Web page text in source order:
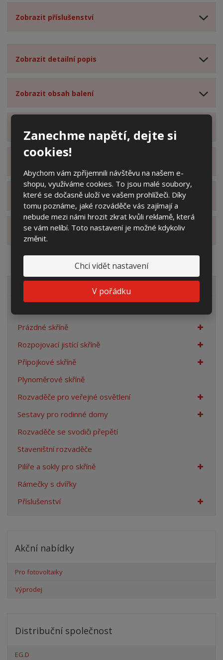
Zanechme napětí, dejte si
cookies!
Abychom vám zpříjemnili návštěvu na našem e-
shopu, využíváme cookies. To jsou malé soubory,
které se dočasně uloží ve vašem prohlížeči. Díky
tomu poznáme, jaké rozváděče vás zajímají a
nebude mezi námi hrozit zkrat kvůli reklamě, která
se vám nelíbí. Toto nastavení je možné kdykoliv
změnit.
Chci vidět nastavení
V pořádku
Zobrazit příslušenství
Zobrazit detailní popis
Zobrazit obsah balení
Zobrazit hodnocení produktu
Zobrazit alternativní produkty
Prázdné skříně
Rozpojovací jistící skříně
Přípojkové skříně
Plynoměrové skříně
Rozvaděče pro veřejné osvětlení
Sestavy pro rodinné domy
Rozvaděče se svodiči přepětí
Staveništní rozvaděče
Pilíře a sokly pro skříně
Rámečky s dvířky
Příslušenství
Akční nabídky
Pro fotovoltaiky
Výprodej
Distribuční společnost
EG.D